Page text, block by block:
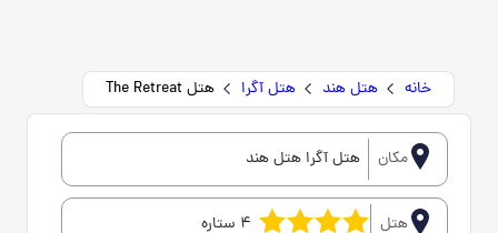
خانه هتل هند هتل آگرا هتل The Retreat
مکان هتل آگرا هتل هند
هتل 4 ستاره